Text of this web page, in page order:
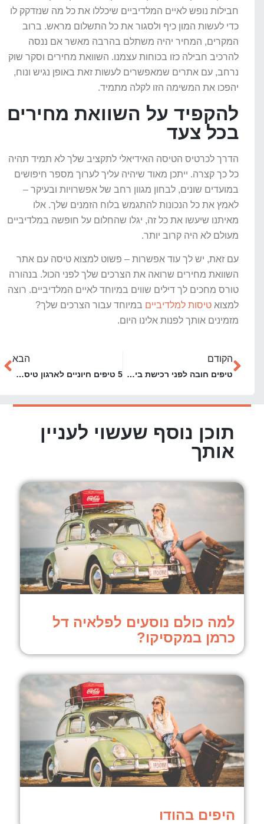
חבילות נופש לאיים המלדיביים שיכללו את כל מה שנזדקק לו
כדי לעשות המון כיף ולסגור את כל התשלום מראש. ברוב
המקרים, המחיר יהיה משתלם בהרבה מאשר אם ננסה
להרכיב חבילה כזו בכוחות עצמנו. השוואת מחירים וסקר שוק
נרחב, עם אתרים שמאפשרים לעשות זאת באופן נגיש ונוח,
יהפכו את המשימה הזו לקלה מתמיד.
להקפיד על השוואת מחירים
בכל צעד
הדרך לכרטיס הטיסה האידיאלי לתקציב שלך לא תמיד תהיה
כל כך קצרה. ייתכן מאוד שיהיה עליך לערוך מספר חיפושים
במועדים שונים, לבחון מגוון רחב של אפשרויות ובעיקר –
לאמץ את כל הנכונות להתגמש בלוח הזמנים שלך. אלו
מאיתנו שיעשו את כל זה, יגלו שהחלום על חופשה במלדיביים
מעולם לא היה קרוב יותר.
עם זאת, יש לך עוד אפשרות – פשוט למצוא טיסה עם אתר
השוואת מחירים שרואה את הצרכים שלך לפני הכול. בנהורה
טורס מחכים לך דילים שווים במיוחד לאיים המלדיביים. רוצה
למצואטיסות למלדיביים במיוחד עבור הצרכים שלך?
מזמינים אותך לפנות אלינו היום.
הקודם
טיפים חובה לפני רכישת ביטוח נסיעות למזרח הרחוק
הבא
5 טיפים חיוניים לארגון טיסה למלדיביים
תוכן נוסף שעשוי לעניין
אותך
למה כולם נוסעים לפלאיה דל
כרמן במקסיקו?
היפים בהודו